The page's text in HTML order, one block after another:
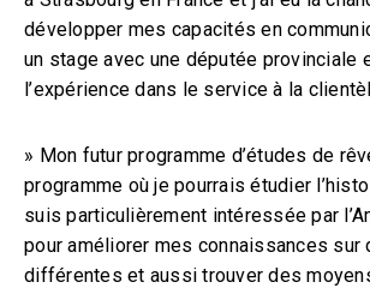
développer mes capacités en
un stage avec une députée provinciale
l’expérience dans le service à la
» Mon futur programme d’études de
programme où je pourrais étudier
suis particulièrement intéressée par
pour améliorer mes connaissances
différentes et aussi trouver des